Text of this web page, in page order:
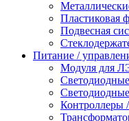
Пластиковая
Подвесная
Питание /
Модуля для
Светодиодные
Контроллеры